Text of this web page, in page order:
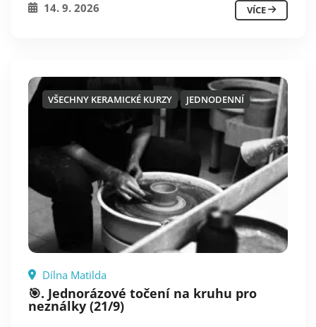
14. 9. 2026 VÍCE
VŠECHNY KERAMICKÉ KURZY JEDNODENNÍ
Dílna Matilda
🎯. Jednorázové točení na kruhu pro
neználky (21/9)